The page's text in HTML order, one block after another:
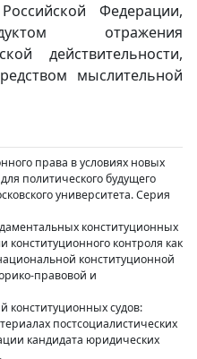
Федерации,
отражения
действительности,
мыслительной
права в условиях новых
политического будущего
университета. Серия
конституционных
контроля как
конституционной
правовой и
конституционных судов:
постсоциалистических
кандидата юридических